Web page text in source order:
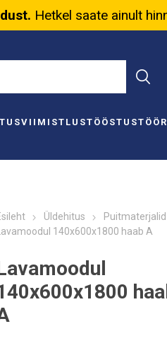
Hetkel saate ainult
VIIMISTLUSTÖÖSTUS
Üldehitus Puitmaterjalid
Lavamoodul 140x600x1800 haab A